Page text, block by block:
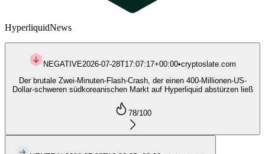
HyperliquidNews
NEGATIVE2026-07-28T17:07:17+00:00•cryptoslate.com
Der brutale Zwei-Minuten-Flash-Crash, der einen 400-Millionen-US-
Dollar-schweren südkoreanischen Markt auf Hyperliquid abstürzen ließ
78/100